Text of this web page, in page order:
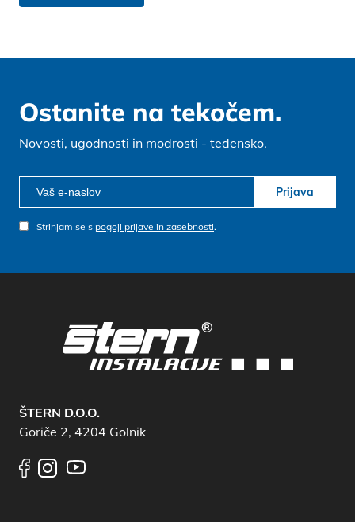
Ostanite na tekočem.
Novosti, ugodnosti in modrosti - tedensko.
Prijava
Strinjam se s pogoji prijave in zasebnosti.
ŠTERN D.O.O.
Goriče 2, 4204 Golnik